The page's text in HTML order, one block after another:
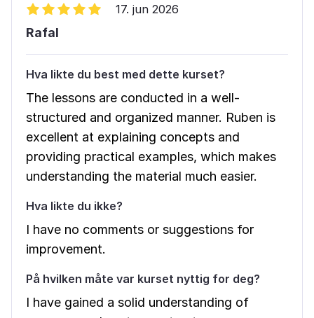
17. jun 2026
Rafal
Hva likte du best med dette kurset?
The lessons are conducted in a well-
structured and organized manner. Ruben is
excellent at explaining concepts and
providing practical examples, which makes
understanding the material much easier.
Hva likte du ikke?
I have no comments or suggestions for
improvement.
På hvilken måte var kurset nyttig for deg?
I have gained a solid understanding of